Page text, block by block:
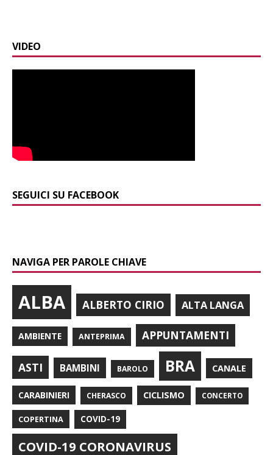
VIDEO
SEGUICI SU FACEBOOK
NAVIGA PER PAROLE CHIAVE
ALBA ALBERTO CIRIO ALTA LANGA
AMBIENTE ANTEPRIMA APPUNTAMENTI
ASTI BAMBINI BAROLO BRA CANALE
CARABINIERI CHERASCO CICLISMO CONCERTO
COPERTINA COVID-19
COVID-19 CORONAVIRUS